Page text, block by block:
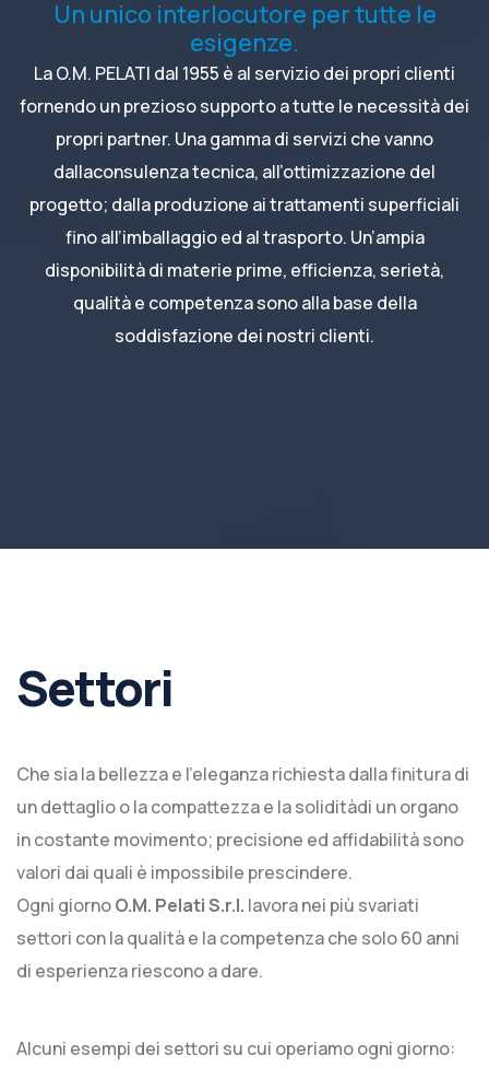
Un unico interlocutore per tutte le
esigenze.
La O.M. PELATI dal 1955 è al servizio dei propri clienti
fornendo un prezioso supporto a tutte le necessità dei
propri partner. Una gamma di servizi che vanno
dallaconsulenza tecnica, all’ottimizzazione del
progetto; dalla produzione ai trattamenti superficiali
fino all’imballaggio ed al trasporto. Un’ampia
disponibilità di materie prime, efficienza, serietà,
qualità e competenza sono alla base della
soddisfazione dei nostri clienti.
Settori
Che sia la bellezza e l’eleganza richiesta dalla finitura di
un dettaglio o la compattezza e la soliditàdi un organo
in costante movimento; precisione ed affidabilità sono
valori dai quali è impossibile prescindere.
Ogni giornoO.M. Pelati S.r.l. lavora nei più svariati
settori con la qualità e la competenza che solo 60 anni
di esperienza riescono a dare.
Alcuni esempi dei settori su cui operiamo ogni giorno: